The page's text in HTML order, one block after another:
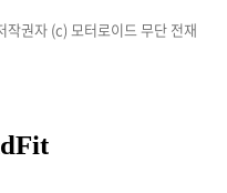
권자 (c) 모터로이드 무단 전재